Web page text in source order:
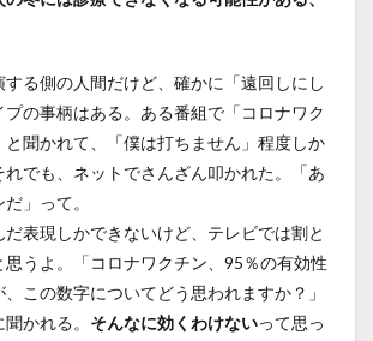
る側の人間だけど、確かに「遠回しにし
の事柄はある。ある番組で「コロナワク
聞かれて、「僕は打ちません」程度しか
でも、ネットでさんざん叩かれた。「あ
」って。
表現しかできないけど、テレビでは割と
うよ。「コロナワクチン、95％の有効性
この数字についてどう思われますか？」
かれる。 そんなに効くわけないって思っ